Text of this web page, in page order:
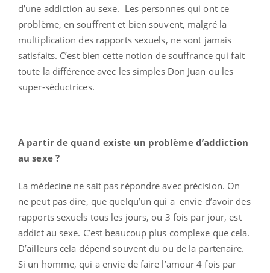
d’une addiction au sexe. Les personnes qui ont ce
problème, en souffrent et bien souvent, malgré la
multiplication des rapports sexuels, ne sont jamais
satisfaits. C’est bien cette notion de souffrance qui fait
toute la différence avec les simples Don Juan ou les
super-séductrices.
A partir de quand existe un problème d’addiction
au sexe ?
La médecine ne sait pas répondre avec précision. On
ne peut pas dire, que quelqu’un qui a envie d’avoir des
rapports sexuels tous les jours, ou 3 fois par jour, est
addict au sexe. C’est beaucoup plus complexe que cela.
D’ailleurs cela dépend souvent du ou de la partenaire.
Si un homme, qui a envie de faire l’amour 4 fois par